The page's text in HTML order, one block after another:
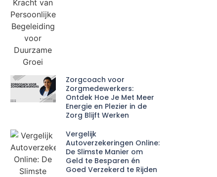
Zorgcoach voor
Zorgmedewerkers:
Ontdek Hoe Je Met Meer
Energie en Plezier in de
Zorg Blijft Werken
Vergelijk
Autoverzekeringen Online:
De Slimste Manier om
Geld te Besparen én
Goed Verzekerd te Rijden